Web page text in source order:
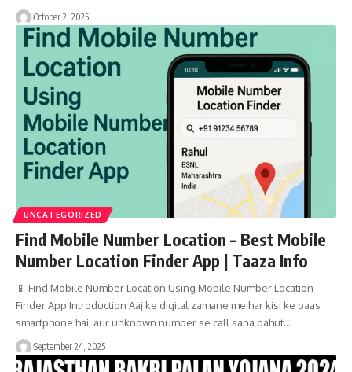
October 2, 2025
UNCATEGORIZED
Find Mobile Number Location – Best Mobile
Number Location Finder App | Taaza Info
📱 Find Mobile Number Location Using Mobile Number Location
Finder App Introduction Aaj ke digital zamane me har kisi ke paas
smartphone hai, aur unknown number se call aana bahut…
September 24, 2025